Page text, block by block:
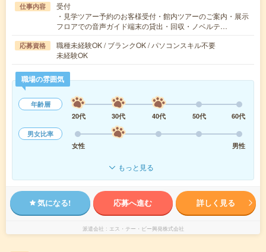
仕事内容
受付
・見学ツアー予約のお客様受付・館内ツアーのご案内・展示
フロアでの音声ガイド端末の貸出・回収・ノベルテ…
応募資格
職種未経験OK / ブランクOK / パソコンスキル不要
未経験OK
職場の雰囲気
年齢層
20代
30代 40代 50代
60代
男女比率
女性
男性
もっと見る
気になる! 応募へ進む 詳しく見る
派遣会社 エス・テー・ビー興発株式会社